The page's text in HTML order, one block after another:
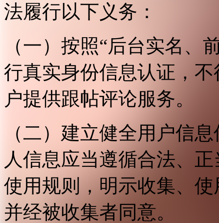
法履行以下义务：
（一）按照“后台实名、
行真实身份信息认证，
户提供跟帖评论服务。
（二）建立健全用户信
人信息应当遵循合法、
使用规则，明示收集、
并经被收集者同意。